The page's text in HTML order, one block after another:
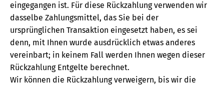
eingegangen ist. Für diese Rückzahlung verwenden wir
dasselbe Zahlungsmittel, das Sie bei der
ursprünglichen Transaktion eingesetzt haben, es sei
denn, mit Ihnen wurde ausdrücklich etwas anderes
vereinbart; in keinem Fall werden Ihnen wegen dieser
Rückzahlung Entgelte berechnet.
Wir können die Rückzahlung verweigern, bis wir die